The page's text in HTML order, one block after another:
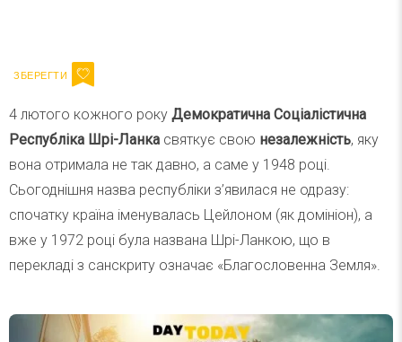
4 лютого кожного року Демократична Соціалістична
Республіка Шрі-Ланка святкує свою незалежність, яку
вона отримала не так давно, а саме у 1948 році.
Сьогоднішня назва республіки з’явилася не одразу:
спочатку країна іменувалась Цейлоном (як домініон), а
вже у 1972 році була названа Шрі-Ланкою, що в
перекладі з санскриту означає «Благословенна Земля».